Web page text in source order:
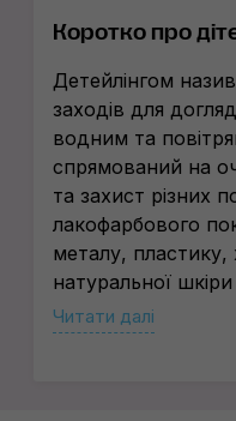
Коротко про
Детейлінгом
заходів для
водним та
спрямований на
та захист різних
лакофарбового
металу,
натуральної
Існує чотири етапи
Читати далі